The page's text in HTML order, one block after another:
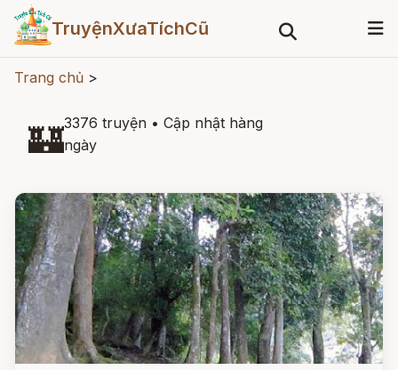
TruyệnXưaTíchCũ
Trang chủ >
🏰3376 truyện • Cập nhật hàng
ngày